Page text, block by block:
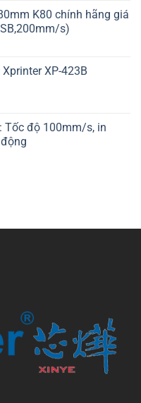
K80 chính hãng giá
s)
XP-423B
Tốc độ 100mm/s, in